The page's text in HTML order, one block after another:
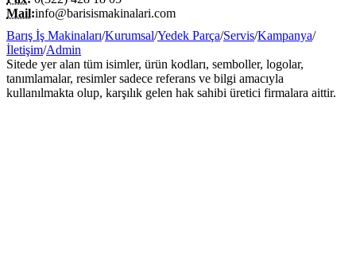
Mail:info@barisismakinalari.com
Barış İş Makinaları/Kurumsal/Yedek Parça/Servis/Kampanya/
İletişim/Admin
Sitede yer alan tüm isimler, ürün kodları, semboller, logolar,
tanımlamalar, resimler sadece referans ve bilgi amacıyla
kullanılmakta olup, karşılık gelen hak sahibi üretici firmalara aittir.